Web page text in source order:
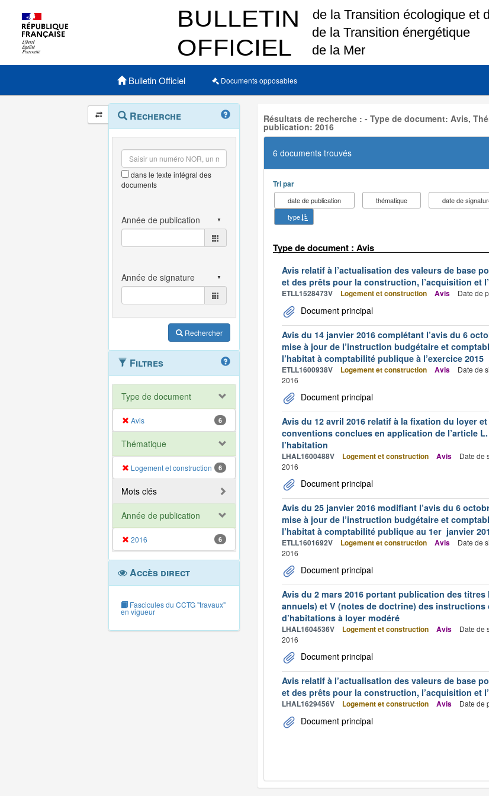
Menu principal
Bulletin Officiel Documents opposables
Navigation
et
outils
annexes
Menu
contextuel
Recherche
dans le texte intégral des
documents
Rechercher
Filtres
Type de document
Avis 6
Thématique
Logement et construction 6
Mots clés
Année de publication
2016 6
Accès direct
Fascicules du CCTG "travaux"
en vigueur
Résultats de recherche : - Type de document: Avis,
publication: 2016
6 documents trouvés
Tri par
date de publication thématique
date de
type
Type de document : Avis
Avis relatif à l’actualisation des valeurs de base
et des prêts pour la construction, l’acquisition et
ETLL1528473V Logement et construction Avis Date de
Document principal
Avis du 14 janvier 2016 complétant l’avis du 6
mise à jour de l’instruction budgétaire et
l’habitat à comptabilité publique à l’exercice 2015
ETLL1600938V Logement et construction Avis Date de
2016
Document principal
Avis du 12 avril 2016 relatif à la fixation du loyer
conventions conclues en application de l’article
l’habitation
LHAL1600488V Logement et construction Avis Date de
2016
Document principal
Avis du 25 janvier 2016 modifiant l’avis du 6
mise à jour de l’instruction budgétaire et
l’habitat à comptabilité publique au 1er janvier
ETLL1601692V Logement et construction Avis Date de
2016
Document principal
Avis du 2 mars 2016 portant publication des
annuels) et V (notes de doctrine) des
d’habitations à loyer modéré
LHAL1604536V Logement et construction Avis Date de
2016
Document principal
Avis relatif à l’actualisation des valeurs de base
et des prêts pour la construction, l’acquisition et
LHAL1629456V Logement et construction Avis Date de
Document principal